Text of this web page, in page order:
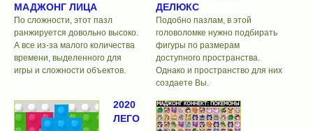
МАДЖОНГ ЛИЦА
По сложности, этот пазл
ранжируется довольно высоко.
А все из-за малого количества
времени, выделенного для
игры и сложности объектов.
ДЕЛЮКС
Подобно пазлам, в этой
головоломке нужно подбирать
фигуры по размерам
доступного пространства.
Однако и пространство для них
создаете Вы.
2020
ЛЕГО